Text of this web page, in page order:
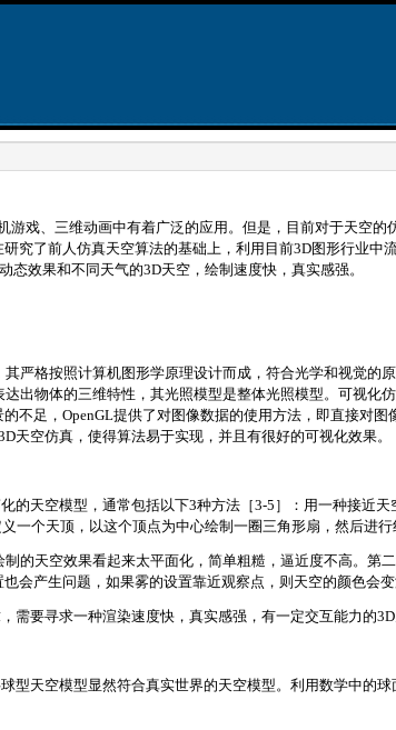
戏、三维动画中有着广泛的应用。但是，目前对于天空
了前人仿真天空算法的基础上，利用目前3D图形行业中
效果和不同天气的3D天空，绘制速度快，真实感强。
严格按照计算机图形学原理设计而成，符合光学和视觉的
出物体的三维特性，其光照模型是整体光照模型。可视化
不足，OpenGL提供了对图像数据的使用方法，即直接对
天空仿真，使得算法易于实现，并且有很好的可视化效果。
天空模型，通常包括以下3种方法［3-5］：用一种接近
个天顶，以这个顶点为中心绘制一圈三角形扇，然后进行
的天空效果看起来太平面化，简单粗糙，逼近度不高。第
产生问题，如果雾的设置靠近观察点，则天空的颜色会
要寻求一种渲染速度快，真实感强，有一定交互能力的3D
天空模型显然符合真实世界的天空模型。利用数学中的球